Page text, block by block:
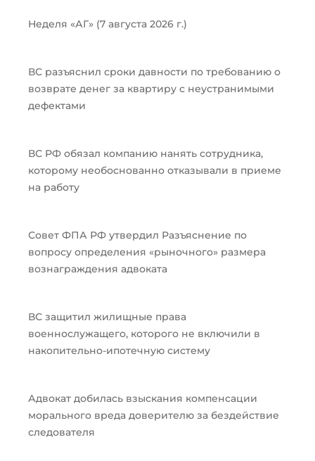
Неделя «АГ» (7 августа 2026 г.)
ВС разъяснил сроки давности по требованию о
возврате денег за квартиру с неустранимыми
дефектами
ВС РФ обязал компанию нанять сотрудника,
которому необоснованно отказывали в приеме
на работу
Совет ФПА РФ утвердил Разъяснение по
вопросу определения «рыночного» размера
вознаграждения адвоката
ВС защитил жилищные права
военнослужащего, которого не включили в
накопительно-ипотечную систему
Адвокат добилась взыскания компенсации
морального вреда доверителю за бездействие
следователя